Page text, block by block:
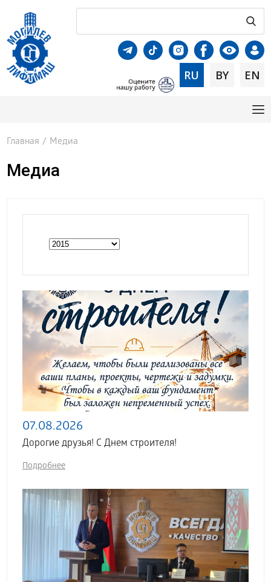
RU BY EN
Главная / Медиа
Медиа
07.08.2026
Дорогие друзья! С Днем строителя!
Подробнее